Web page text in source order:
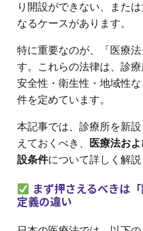
り開設ができない、また
なるケースがあります。
特に重要なのが、「医療
す。これらの法律は、診療
安全性・衛生性・地域性
件を定めています。
本記事では、診療所を新
えておくべき、
医療法お
設条件について詳しく解説
まず押さえるべきは
定義の違い